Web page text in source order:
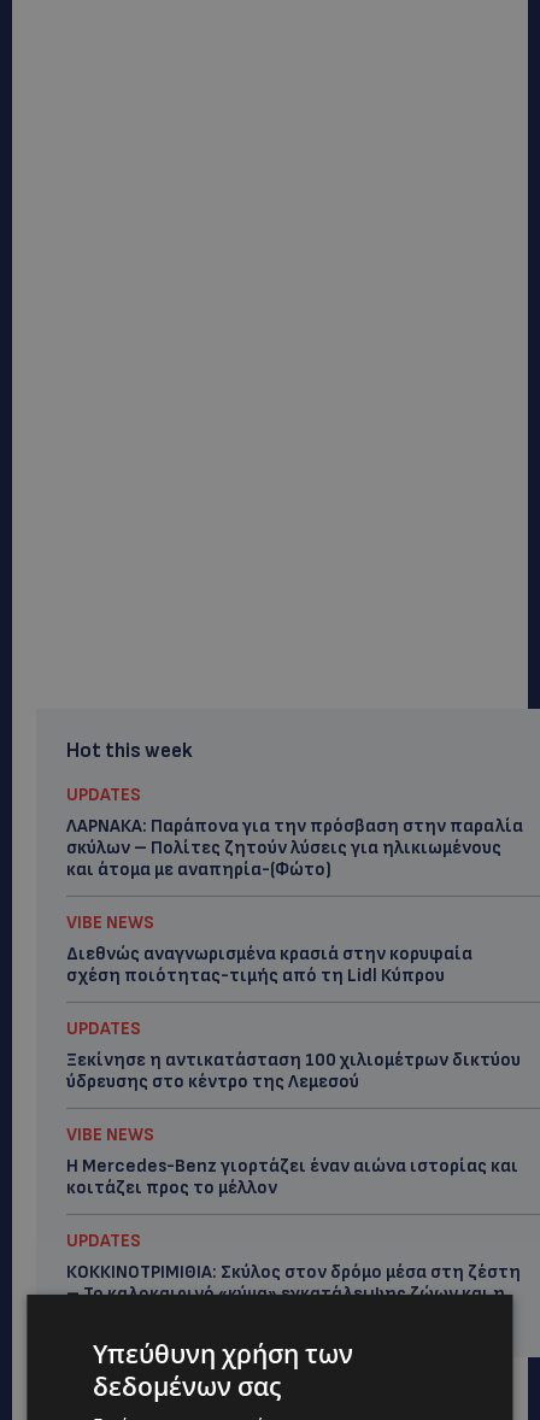
Hot this week
UPDATES
ΛΑΡΝΑΚΑ: Παράπονα για την πρόσβαση στην παραλία
σκύλων – Πολίτες ζητούν λύσεις για ηλικιωμένους
και άτομα με αναπηρία-(Φώτο)
VIBE NEWS
Διεθνώς αναγνωρισμένα κρασιά στην κορυφαία
σχέση ποιότητας-τιμής από τη Lidl Κύπρου
UPDATES
Ξεκίνησε η αντικατάσταση 100 χιλιομέτρων δικτύου
ύδρευσης στο κέντρο της Λεμεσού
VIBE NEWS
Η Mercedes-Benz γιορτάζει έναν αιώνα ιστορίας και
κοιτάζει προς το μέλλον
UPDATES
ΚΟΚΚΙΝΟΤΡΙΜΙΘΙΑ: Σκύλος στον δρόμο μέσα στη ζέστη
– Το καλοκαιρινό «κύμα» εγκατάλειψης ζώων και η
Υπεύθυνη χρήση των
δεδομένων σας